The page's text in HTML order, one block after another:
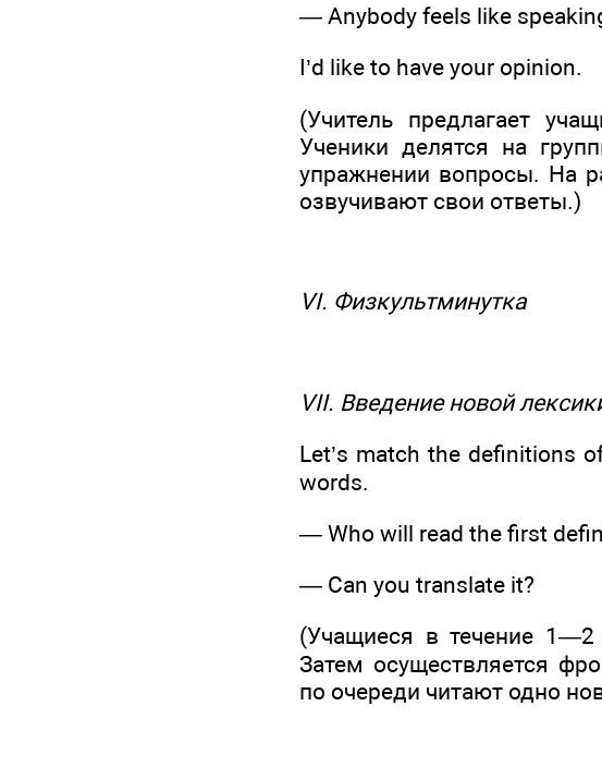
— Anybody feels like
I’d like to have your opinion.
(Учитель предлагает
Ученики делятся на
упражнении вопросы. На
озвучивают свои ответы.)
VI. Физкультминутка
VII. Введение новой
Let’s match the definitions
words.
— Who will read the first
— Can you translate it?
(Учащиеся в течение
Затем осуществляется
по очереди читают одно